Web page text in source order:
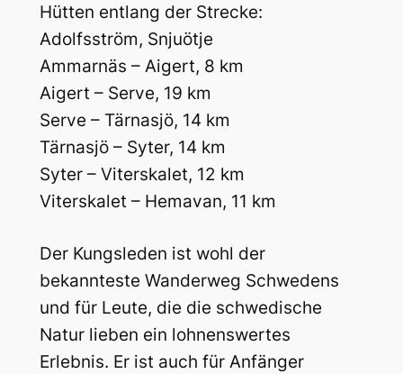
Hütten entlang der Strecke:
Adolfsström, Snjuötje
Ammarnäs – Aigert, 8 km
Aigert – Serve, 19 km
Serve – Tärnasjö, 14 km
Tärnasjö – Syter, 14 km
Syter – Viterskalet, 12 km
Viterskalet – Hemavan, 11 km
Der Kungsleden ist wohl der
bekannteste Wanderweg Schwedens
und für Leute, die die schwedische
Natur lieben ein lohnenswertes
Erlebnis. Er ist auch für Anfänger